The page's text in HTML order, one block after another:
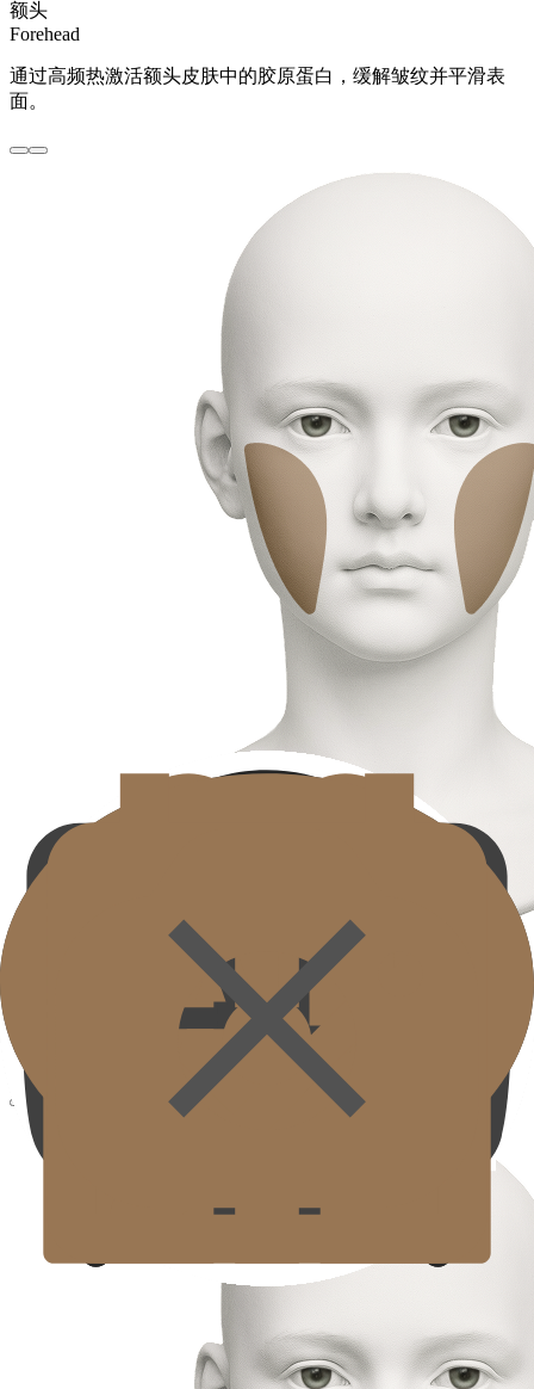
额头
Forehead
通过高频热激活额头皮肤中的胶原蛋白，缓解皱纹并平滑表
面。
促进真皮层胶原蛋白再生，恢复皮肤纹理弹性，增加整个脸颊
的光泽和密度。